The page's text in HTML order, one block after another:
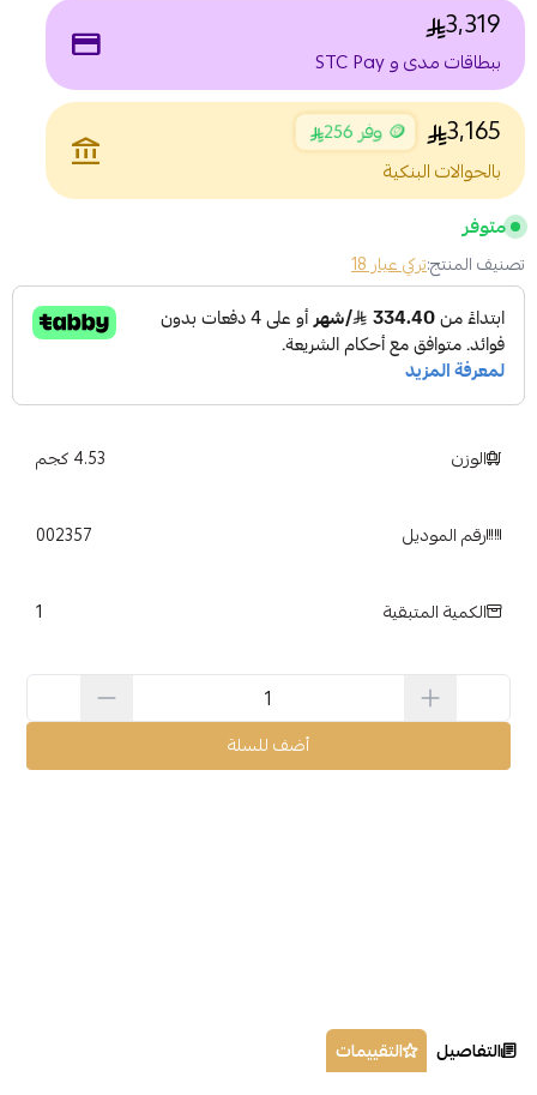
3,319
ببطاقات مدى و STC Pay payment
3,165 🪙 وفر 256
بالحوالات البنكية
account_balance
متوفر
تصنيف المنتج:تركي عيار 18
الوزن 4.53 كجم
رقم الموديل 002357
الكمية المتبقية 1
أضف للسلة
التفاصيل التقييمات